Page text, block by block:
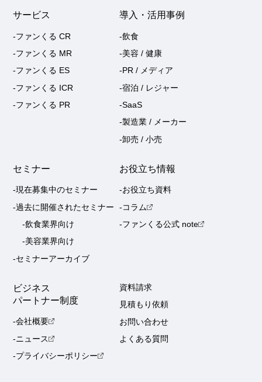
サービス
-ファンくる CR
-ファンくる MR
-ファンくる ES
-ファンくる ICR
-ファンくる PR
導入・活用事例
-飲食
-美容 / 健康
-PR / メディア
-宿泊 / レジャー
-SaaS
-製造業 / メーカー
-卸売 / 小売
セミナー
-現在募集中のセミナー
-過去に開催されたセミナー
-飲食業界向け
-美容業界向け
-セミナーアーカイブ
お役立ち情報
-お役立ち資料
-コラム
-ファンくる公式 note
ビジネス
パートナー制度
-会社概要
-ニュース
-プライバシーポリシー
資料請求
見積もり依頼
お問い合わせ
よくある質問